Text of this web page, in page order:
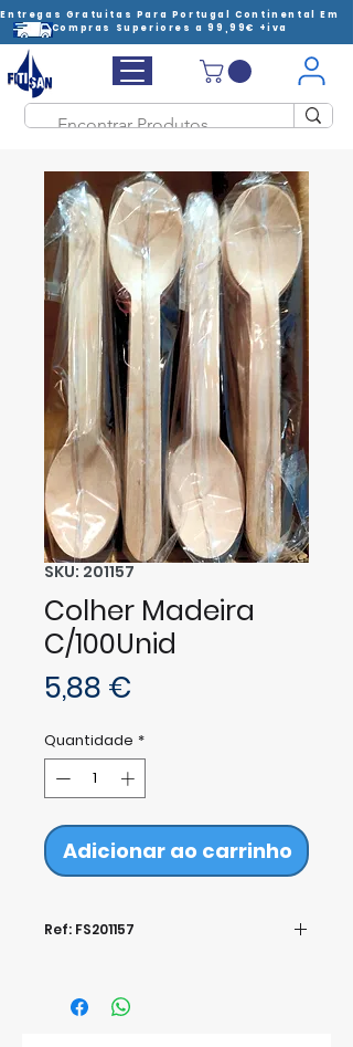
Entregas Gratuitas Para Portugal Continental Em
Compras Superiores a 99,99€ +iva
SKU: 201157
Colher Madeira
C/100Unid
5,88 €
Quantidade *
Adicionar ao carrinho
Ref: FS201157